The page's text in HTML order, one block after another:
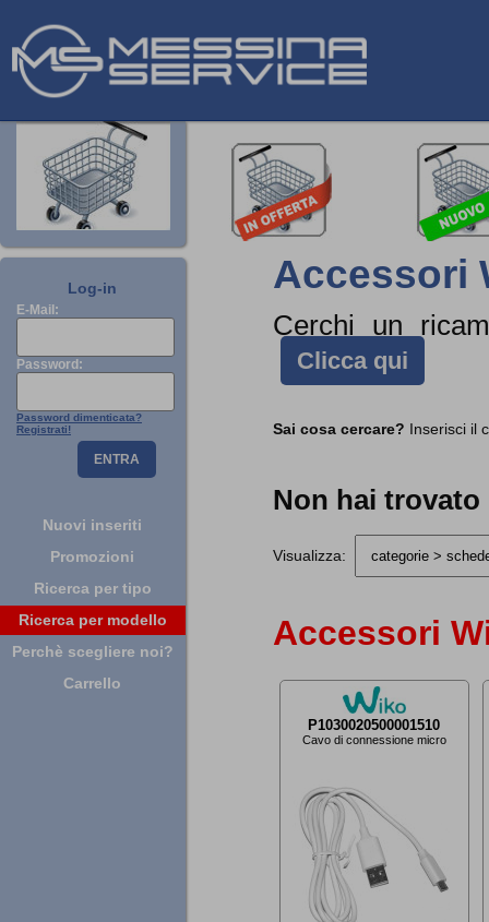
Log-in
E-Mail:
Password:
Password dimenticata?
Registrati!
ENTRA
Nuovi inseriti
Promozioni
Ricerca per tipo
Ricerca per modello
Perchè scegliere noi?
Carrello
Accessori
Cerchi un
Clicca qui
Sai cosa cercare? Inserisci il
Non hai
Visualizza:
Accessori
P1030020500001510
Cavo di connessione micro